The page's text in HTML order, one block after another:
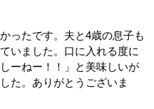
ったです。夫と4歳の息子も
いました。口に入れる度に
しーねー！！」と美味しいが
た。ありがとうございま